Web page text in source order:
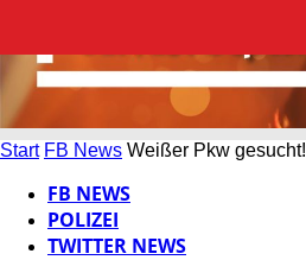
Start FB News Weißer Pkw gesucht!
FB NEWS
POLIZEI
TWITTER NEWS